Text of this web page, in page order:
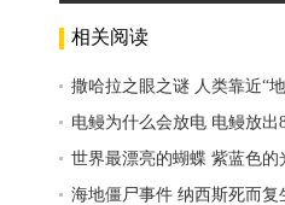
相关阅读
撒哈拉之眼之谜 人类靠近“
电鳗为什么会放电 电鳗放出
世界最漂亮的蝴蝶 紫蓝色的
海地僵尸事件 纳西斯死而复